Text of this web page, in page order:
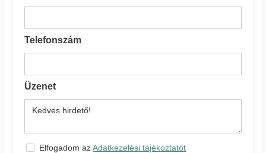
Telefonszám
Üzenet
Elfogadom azAdatkezelési tájékoztatót